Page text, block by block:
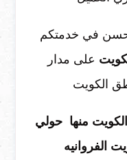
حسن في خدمتكم
على مدار
منها حولي
الفروانيه